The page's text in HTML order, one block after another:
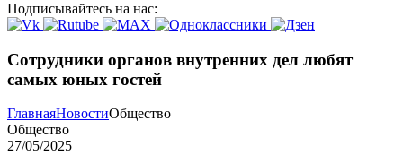
Подписывайтесь на нас:
Сотрудники органов внутренних дел любят
самых юных гостей
ГлавнаяНовостиОбщество
Общество
27/05/2025